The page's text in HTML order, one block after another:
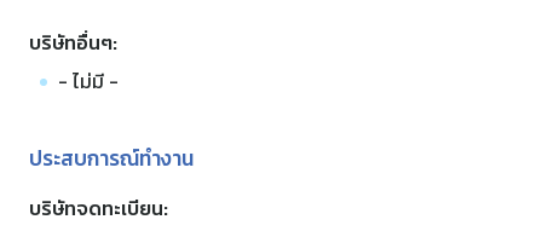
บริษัทอื่นๆ:
- ไม่มี -
ประสบการณ์ทำงาน
บริษัทจดทะเบียน: